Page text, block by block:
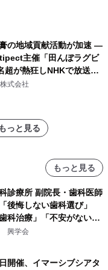
の地域貢献活動が加速 ―
主催「田んぼラグビ
超が熱狂しNHKで放送さ
式会社
っと見る
もっと見る
診療所 副院長・歯科医師
後悔しない歯科選び」
科治療」「不安がない治
ーマに専門監修
興学会
開催、イマーシブシアタ